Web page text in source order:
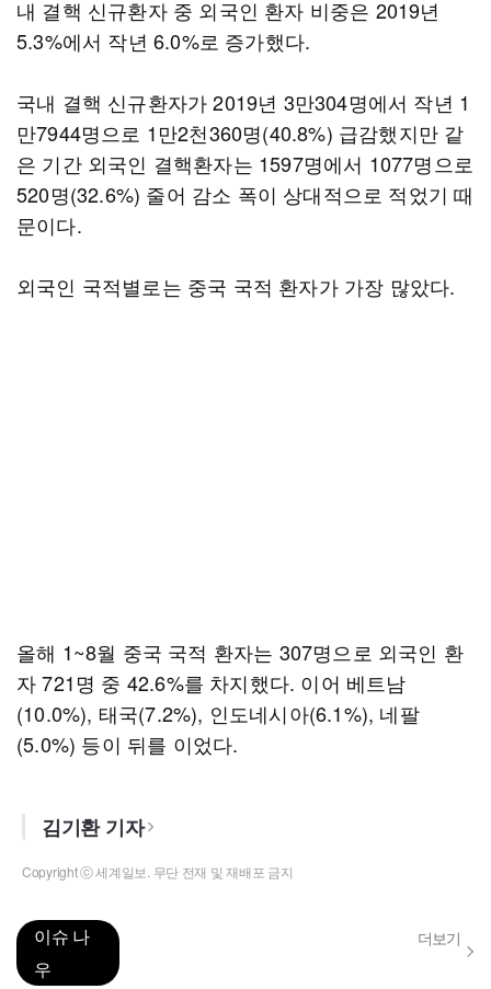
내 결핵 신규환자 중 외국인 환자 비중은 2019년
5.3%에서 작년 6.0%로 증가했다.
국내 결핵 신규환자가 2019년 3만304명에서 작년 1
만7944명으로 1만2천360명(40.8%) 급감했지만 같
은 기간 외국인 결핵환자는 1597명에서 1077명으로
520명(32.6%) 줄어 감소 폭이 상대적으로 적었기 때
문이다.
외국인 국적별로는 중국 국적 환자가 가장 많았다.
올해 1~8월 중국 국적 환자는 307명으로 외국인 환
자 721명 중 42.6%를 차지했다. 이어 베트남
(10.0%), 태국(7.2%), 인도네시아(6.1%), 네팔
(5.0%) 등이 뒤를 이었다.
김기환 기자
Copyright ⓒ 세계일보. 무단 전재 및 재배포 금지
이슈 나
우
더보기